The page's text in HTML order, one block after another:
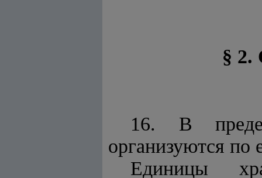
§ 2.
16. В
организуются по
Единицы